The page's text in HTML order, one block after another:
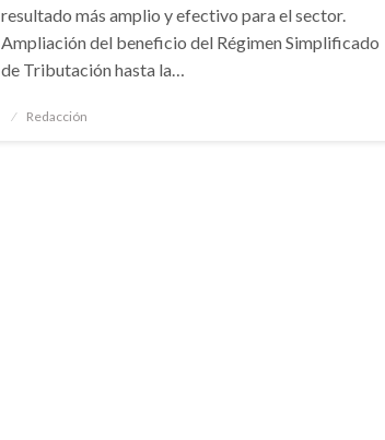
resultado más amplio y efectivo para el sector.
Ampliación del beneficio del Régimen Simplificado
de Tributación hasta la…
Publicado
Redacción